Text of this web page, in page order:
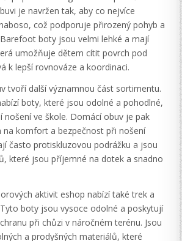
je navržen tak, aby co nejvíce
což podporuje přirozený pohyb a
boty jsou velmi lehké a mají
umožňuje dětem cítit povrch pod
k lepší rovnováze a koordinaci.
tvoří další významnou část sortimentu.
boty, které jsou odolné a pohodlné,
nošení ve škole. Domácí obuv je pak
na komfort a bezpečnost při nošení
často protiskluzovou podrážku a jsou
které jsou příjemné na dotek a snadno
aktivit eshop nabízí také trek a
boty jsou vysoce odolné a poskytují
při chůzi v náročném terénu. Jsou
a prodyšných materiálů, které